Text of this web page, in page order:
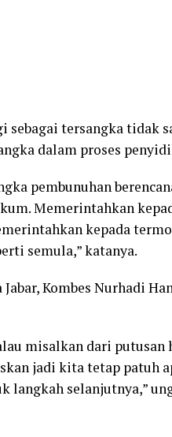
sebagai tersangka tidak
dalam proses
pembunuhan
Memerintahkan
kepada
semula,” katanya.
Kombes Nurhadi
misalkan dari
jadi kita tetap patuh
selanjutnya,”